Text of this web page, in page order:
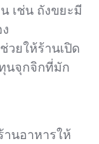
เช่น ถังขยะมี
ยให้ร้านเปิด
นจุกจิกที่มัก
านอาหารให้